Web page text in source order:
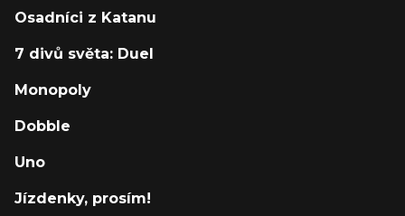
Osadníci z Katanu
7 divů světa: Duel
Monopoly
Dobble
Uno
Jízdenky, prosím!